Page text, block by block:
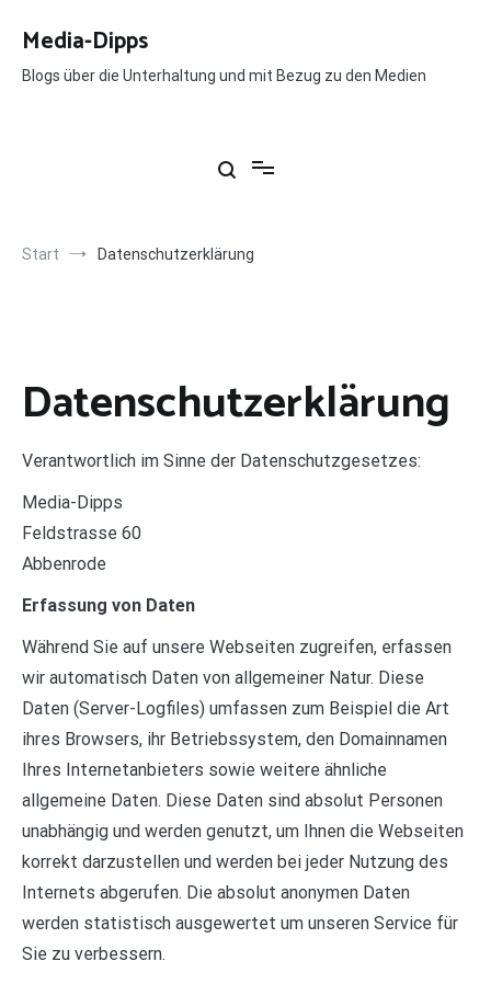
Inhalt
springen
Media-Dipps
Blogs über die Unterhaltung und mit Bezug zu den Medien
Start Datenschutzerklärung
Datenschutzerklärung
Verantwortlich im Sinne der Datenschutzgesetzes:
Media-Dipps
Feldstrasse 60
Abbenrode
Erfassung von Daten
Während Sie auf unsere Webseiten zugreifen, erfassen
wir automatisch Daten von allgemeiner Natur. Diese
Daten (Server-Logfiles) umfassen zum Beispiel die Art
ihres Browsers, ihr Betriebssystem, den Domainnamen
Ihres Internetanbieters sowie weitere ähnliche
allgemeine Daten. Diese Daten sind absolut Personen
unabhängig und werden genutzt, um Ihnen die Webseiten
korrekt darzustellen und werden bei jeder Nutzung des
Internets abgerufen. Die absolut anonymen Daten
werden statistisch ausgewertet um unseren Service für
Sie zu verbessern.